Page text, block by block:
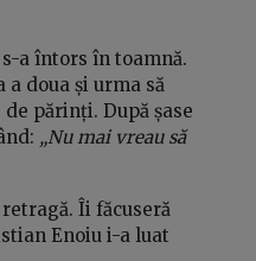
a întors în toamnă.
doua și urma să
părinți. După șase
„Nu mai vreau să
Îi făcuseră
Enoiu i-a luat